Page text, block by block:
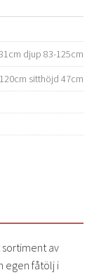
djup 83-125cm
sitthöjd 47cm
av
egen fåtölj i